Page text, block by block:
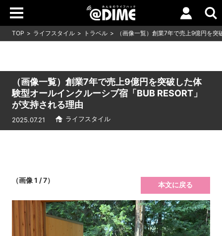
TOP ライフスタイル トラベル （画像一覧）創業7年で売上9億円を
（画像一覧）創業7年で売上9億円を突破した体
験型オールインクルーシブ宿「BUB RESORT」
が支持される理由
2025.07.21 ライフスタイル
（画像 1 / 7）
本文に戻る